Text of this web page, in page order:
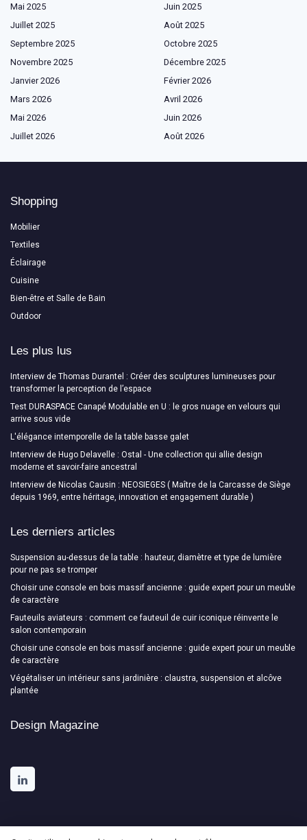
Mai 2025
Juin 2025
Juillet 2025
Août 2025
Septembre 2025
Octobre 2025
Novembre 2025
Décembre 2025
Janvier 2026
Février 2026
Mars 2026
Avril 2026
Mai 2026
Juin 2026
Juillet 2026
Août 2026
Shopping
Mobilier
Textiles
Éclairage
Cuisine
Bien-être et Salle de Bain
Outdoor
Les plus lus
Interview de Thomas Durantel : Créer des sculptures lumineuses pour
transformer la perception de l’espace
Test DURASPACE Canapé Modulable en U : le gros nuage en velours qui
arrive sous vide
L'élégance intemporelle de la table basse galet
Interview de Hugo Delavelle : Ostal - Une collection qui allie design
moderne et savoir-faire ancestral
Interview de Nicolas Causin : NEOSIEGES ( Maître de la Carcasse de Siège
depuis 1969, entre héritage, innovation et engagement durable )
Les derniers articles
Suspension au-dessus de la table : hauteur, diamètre et type de lumière
pour ne pas se tromper
Choisir une console en bois massif ancienne : guide expert pour un meuble
de caractère
Fauteuils aviateurs : comment ce fauteuil de cuir iconique réinvente le
salon contemporain
Choisir une console en bois massif ancienne : guide expert pour un meuble
de caractère
Végétaliser un intérieur sans jardinière : claustra, suspension et alcôve
plantée
Design Magazine